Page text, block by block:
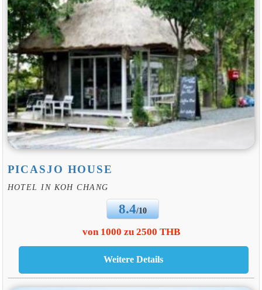
PICASJO HOUSE
HOTEL IN KOH CHANG
8.4/10
von 1000 zu 2500 THB